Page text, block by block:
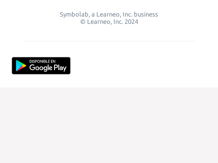
Symbolab, a Learneo, Inc. business
© Learneo, Inc. 2024